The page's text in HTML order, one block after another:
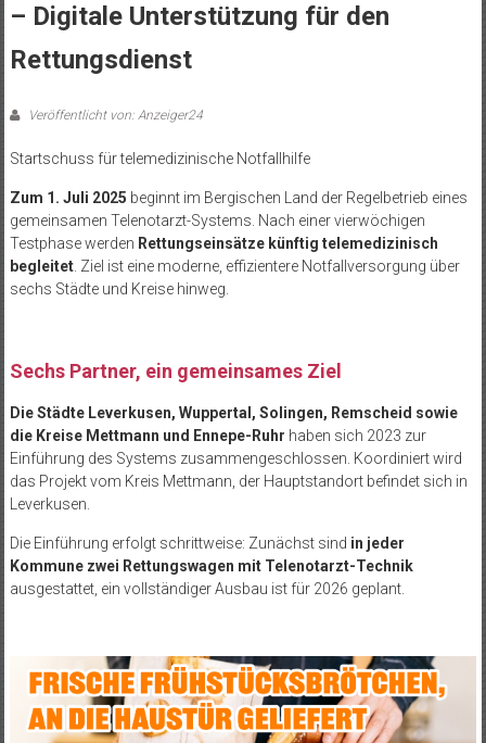
– Digitale Unterstützung für den
Rettungsdienst
Veröffentlicht von: Anzeiger24
Startschuss für telemedizinische Notfallhilfe
Zum 1. Juli 2025 beginnt im Bergischen Land der Regelbetrieb eines
gemeinsamen Telenotarzt-Systems. Nach einer vierwöchigen
Testphase werden Rettungseinsätze künftig telemedizinisch
begleitet. Ziel ist eine moderne, effizientere Notfallversorgung über
sechs Städte und Kreise hinweg.
Sechs Partner, ein gemeinsames Ziel
Die Städte Leverkusen, Wuppertal, Solingen, Remscheid sowie
die Kreise Mettmann und Ennepe-Ruhr haben sich 2023 zur
Einführung des Systems zusammengeschlossen. Koordiniert wird
das Projekt vom Kreis Mettmann, der Hauptstandort befindet sich in
Leverkusen.
Die Einführung erfolgt schrittweise: Zunächst sind in jeder
Kommune zwei Rettungswagen mit Telenotarzt-Technik
ausgestattet, ein vollständiger Ausbau ist für 2026 geplant.